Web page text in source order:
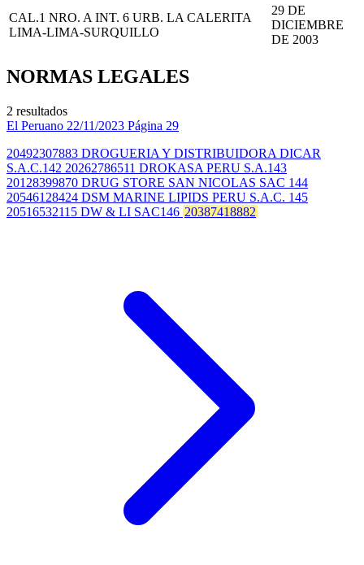
CAL.1 NRO. A INT. 6 URB. LA CALERITA
LIMA-LIMA-SURQUILLO
29 DE
DICIEMBRE
DE 2003
NORMAS LEGALES
2 resultados
El Peruano 22/11/2023 Página 29
20492307883 DROGUERIA Y DISTRIBUIDORA DICAR
S.A.C.142 20262786511 DROKASA PERU S.A.143
20128399870 DRUG STORE SAN NICOLAS SAC 144
20546128424 DSM MARINE LIPIDS PERU S.A.C. 145
20516532115 DW & LI SAC146 20387418882